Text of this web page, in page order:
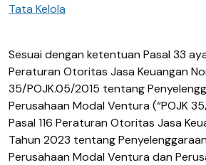
Tata Kelola
Sesuai dengan ketentuan Pasal 33
Peraturan Otoritas Jasa Keuangan
35/POJK.05/2015 tentang
Perusahaan Modal Ventura (“POJK
Pasal 116 Peraturan Otoritas Jasa
Tahun 2023 tentang
Perusahaan Modal Ventura dan